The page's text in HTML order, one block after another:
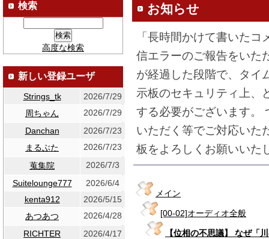
お知らせ
「長時間かけて書いた
信エラーのご報告をいた
が経過した段階で、タイ
示板のセキュリティ上、
する必要がございます。
いただく等でご対応いた
板をよろしくお願いいた
メイン
[00-02]オーディオ全般
【位相の不思議】 なぜ「
検索
高度な検索
新しい登録ユーザ
Strings_tk
2026/7/29
周ちゃん
2026/7/29
Danchan
2026/7/23
まるぶた
2026/7/23
蒐集院
2026/7/3
Suitelounge777
2026/6/4
kenta912
2026/5/15
あつあつ
2026/4/28
RICHTER
2026/4/17